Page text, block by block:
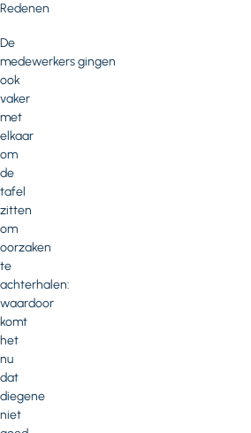
Redenen
De
medewerkers gingen
ook
vaker
met
elkaar
om
de
tafel
zitten
om
oorzaken
te
achterhalen:
waardoor
komt
het
nu
dat
diegene
niet